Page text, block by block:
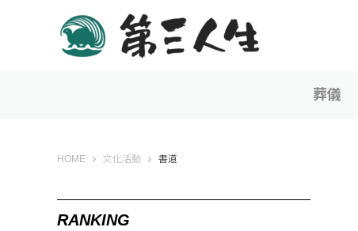
葬儀
HOME 第三人生 〜寄り道の歩き方〜
文化活動 書道
RANKING